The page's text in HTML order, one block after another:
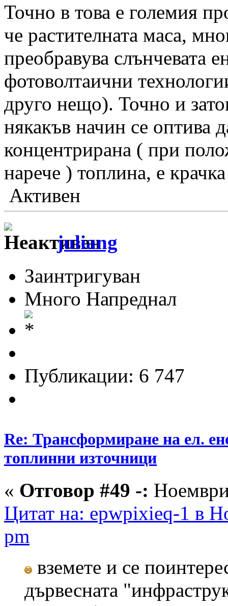
Точно в това е големия
че растителната маса,
преобравува слънчевата
фотоволтаични
друго нещо). Точно и
някакъв начин се оптива
концентрирана ( при
нарече ) топлина, е
Активен
juliang
Заинтригуван
Много Напреднал
Публикации: 6 747
Re: Трансформиране на ел.
топлинни източници
« Отговор #49 -:
Цитат на: epwpixieq-1 в
pm
вземете и се
дървесната